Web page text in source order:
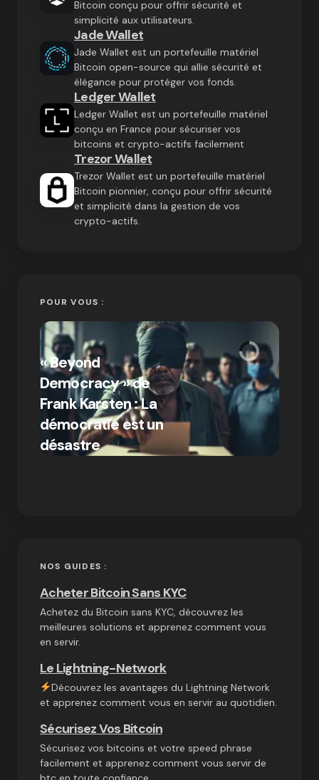
Bitcoin conçu pour offrir sécurité et
simplicité aux utilisateurs.
Jade Wallet
Jade Wallet est un portefeuille matériel
Bitcoin open-source qui allie sécurité et
élégance pour protéger vos fonds.
Ledger Wallet
Ledger Wallet est un portefeuille matériel
conçu en France pour sécuriser vos
bitcoins et crypto-actifs facilement
Trezor Wallet
Trezor Wallet est un portefeuille matériel
Bitcoin pionnier, conçu pour offrir sécurité
et simplicité dans la gestion de vos
crypto-actifs.
POUR VOUS :
« Beyond
Democracy » de
Frank Karsten : La
démocratie est un
désastre
par Ines Aissani
on 03/10/2024
NOS GUIDES :
Acheter Bitcoin Sans KYC
Achetez du Bitcoin sans KYC, découvrez les
meilleures solutions et apprenez comment vous
en servir.
Le Lightning-Network
Découvrez les avantages du Lightning Network
et apprenez comment vous en servir au quotidien.
Sécurisez Vos Bitcoin
Sécurisez vos bitcoins et votre speed phrase
facilement et apprenez comment vous servir de